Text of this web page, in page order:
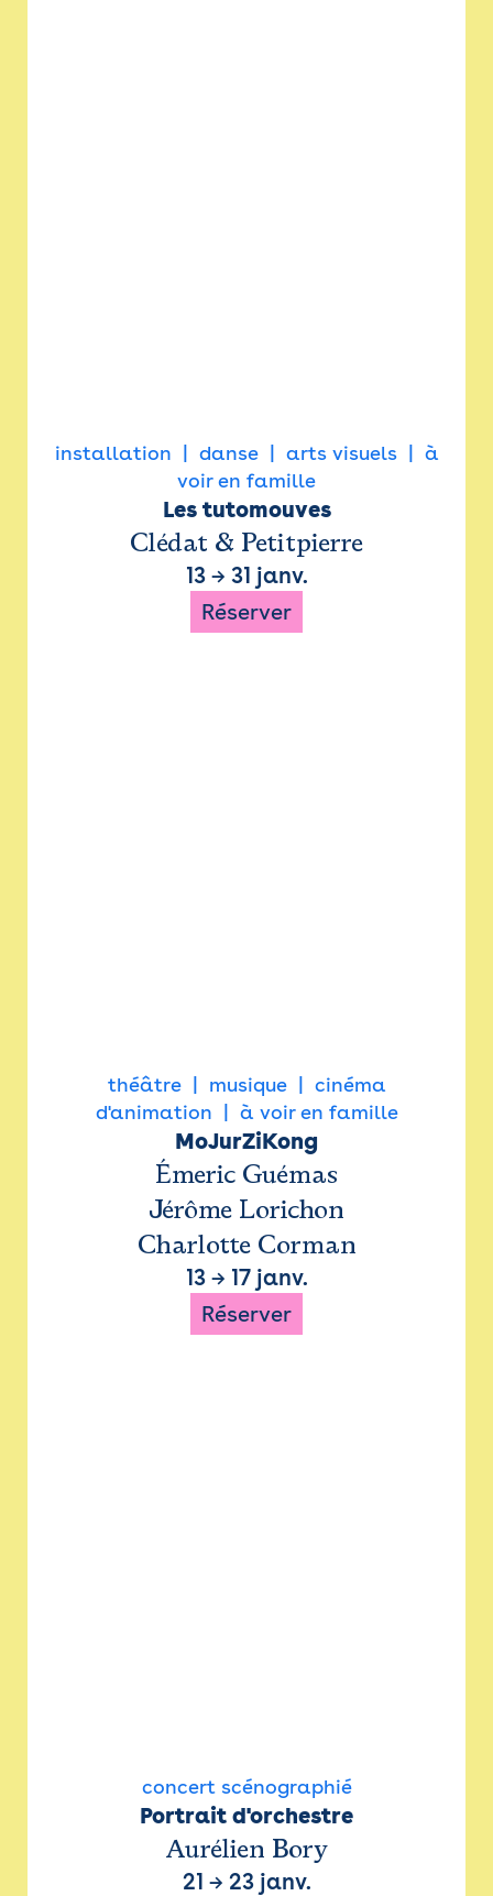
installation danse arts visuels
à
voir en famille
Les tutomouves
Clédat & Petitpierre
13→ 31 janv.
Réserver
théâtre musique
cinéma
d'animation
à voir en famille
MoJurZiKong
Émeric Guémas
Jérôme Lorichon
Charlotte Corman
13→ 17 janv.
Réserver
concert scénographié
Portrait d'orchestre
Aurélien Bory
21 → 23 janv.